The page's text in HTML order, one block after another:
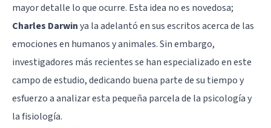
mayor detalle lo que ocurre. Esta idea no es novedosa;
Charles Darwinya la adelantó en sus escritos acerca de las
emociones en humanos y animales. Sin embargo,
investigadores más recientes se han especializado en este
campo de estudio, dedicando buena parte de su tiempo y
esfuerzo a analizar esta pequeña parcela de la psicología y
la fisiología.